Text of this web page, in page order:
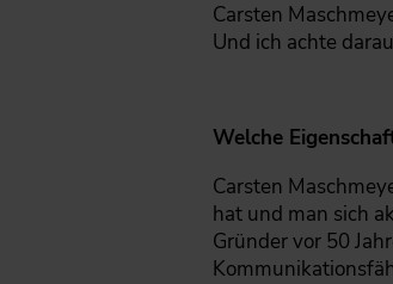
Carsten
Und ich achte
Welche
Carsten
hat und man sich
Gründer vor 50